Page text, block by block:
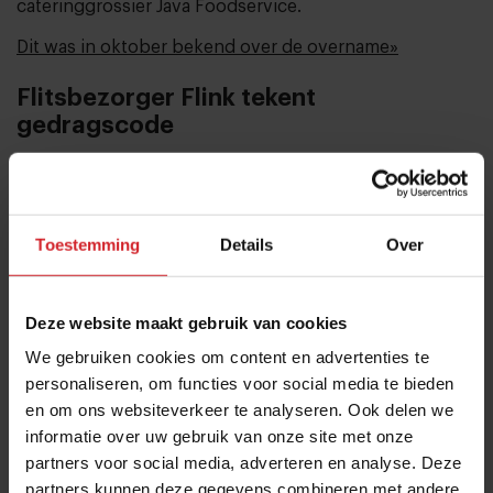
Toestemming Details Over
Deze website maakt gebruik van cookies
We gebruiken cookies om content en advertenties te
personaliseren, om functies voor social media te bieden
en om ons websiteverkeer te analyseren. Ook delen we
informatie over uw gebruik van onze site met onze
partners voor social media, adverteren en analyse. Deze
partners kunnen deze gegevens combineren met andere
cateringgrossier Java Foodservice.
Dit was in oktober bekend over de overname»
Flitsbezorger Flink tekent
gedragscode
Flitsbezorger Flink en STIVA (Stichting Verantwoorde
Alcoholconsumptie) hebben de gedragscode voor
minderjarigen onmogelijk worden gemaakt om alcohol
shoppers ingezet om na te gaan of bezorgers
sigaretten. Wanneer de Flink-medewerker hieraan niet
voldoet, kunnen er sancties worden opgelegd. Eerder
bleek uit een uitzending van Radar dat flitsbezorgers